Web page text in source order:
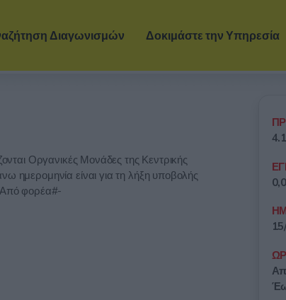
Διαγωνισμών Δοκιμάστε την Υπηρεσία
Οργανικές Μονάδες της Κεντρικής
είναι για τη λήξη υποβολής
φορέα#-